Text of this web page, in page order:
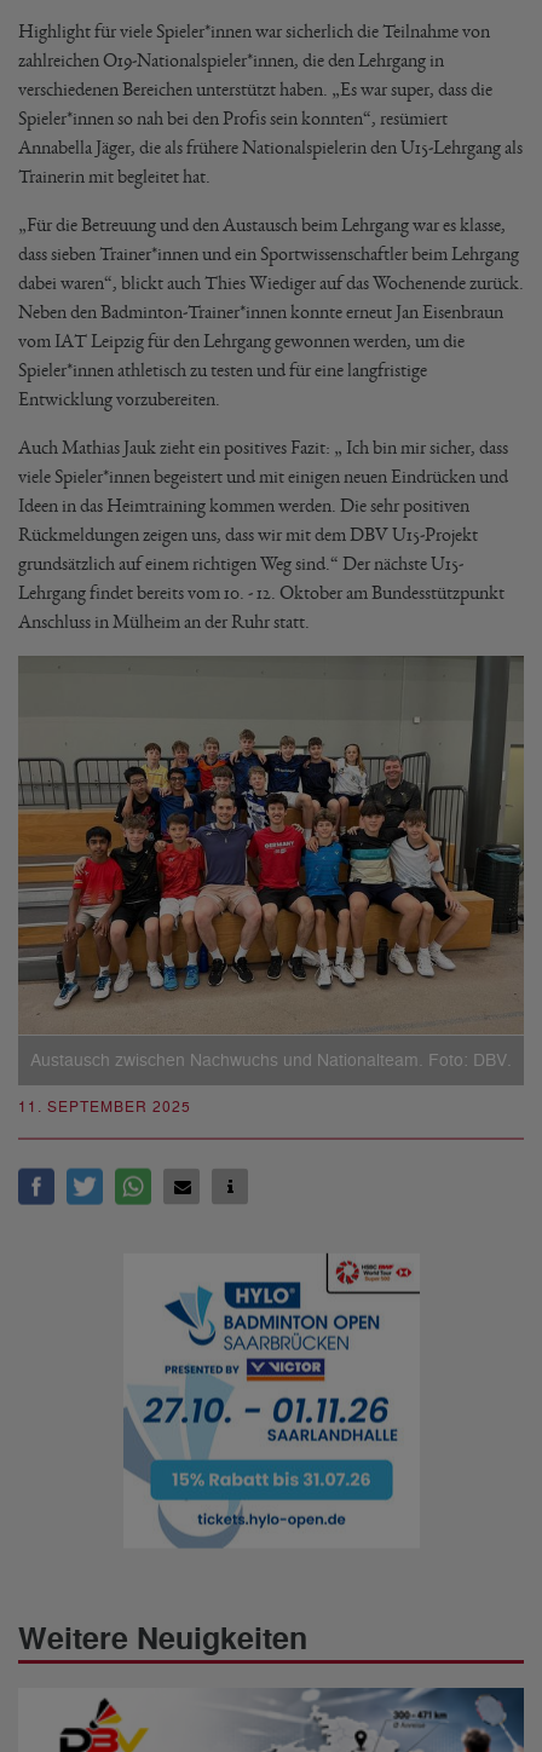
11. SEPTEMBER 2025
Highlight für viele Spieler*innen war sicherlich die Teilnahme von
zahlreichen O19-Nationalspieler*innen, die den Lehrgang in
verschiedenen Bereichen unterstützt haben. „Es war super, dass die
Spieler*innen so nah bei den Profis sein konnten“, resümiert
Annabella Jäger, die als frühere Nationalspielerin den U15-Lehrgang als
Trainerin mit begleitet hat.
„Für die Betreuung und den Austausch beim Lehrgang war es klasse,
dass sieben Trainer*innen und ein Sportwissenschaftler beim Lehrgang
dabei waren“, blickt auch Thies Wiediger auf das Wochenende zurück.
Neben den Badminton-Trainer*innen konnte erneut Jan Eisenbraun
vom IAT Leipzig für den Lehrgang gewonnen werden, um die
Spieler*innen athletisch zu testen und für eine langfristige
Entwicklung vorzubereiten.
Auch Mathias Jauk zieht ein positives Fazit: „ Ich bin mir sicher, dass
viele Spieler*innen begeistert und mit einigen neuen Eindrücken und
Ideen in das Heimtraining kommen werden. Die sehr positiven
Rückmeldungen zeigen uns, dass wir mit dem DBV U15-Projekt
grundsätzlich auf einem richtigen Weg sind.“ Der nächste U15-
Lehrgang findet bereits vom 10. - 12. Oktober am Bundesstützpunkt
Anschluss in Mülheim an der Ruhr statt.
Austausch zwischen Nachwuchs und Nationalteam. Foto: DBV.
Weitere Neuigkeiten